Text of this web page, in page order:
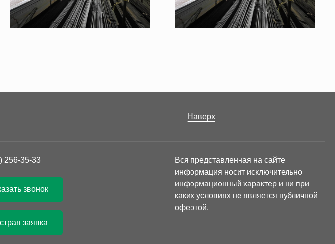
Наверх
256-35-33
звонок
заявка
Вся представленная на сайте
информация носит исключительно
информационный характер и ни при
каких условиях не является публичной
офертой.